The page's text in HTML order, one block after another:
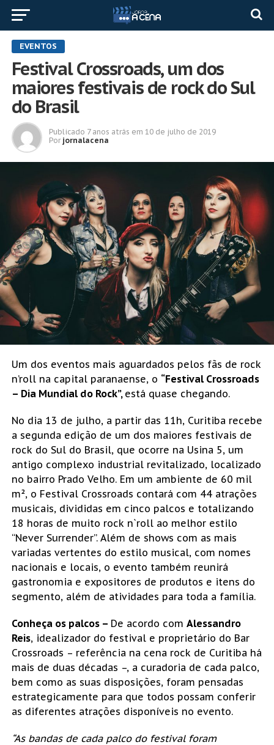
EVENTOS
Festival Crossroads, um dos
maiores festivais de rock do Sul
do Brasil
Publicado 7 anos atrás em 10 de julho de 2019
Por jornalacena
Um dos eventos mais aguardados pelos fãs de rock
n’roll na capital paranaense, o “Festival Crossroads
– Dia Mundial do Rock”, está quase chegando.
No dia 13 de julho, a partir das 11h, Curitiba recebe
a segunda edição de um dos maiores festivais de
rock do Sul do Brasil, que ocorre na Usina 5, um
antigo complexo industrial revitalizado, localizado
no bairro Prado Velho. Em um ambiente de 60 mil
m², o Festival Crossroads contará com 44 atrações
musicais, divididas em cinco palcos e totalizando
18 horas de muito rock n`roll ao melhor estilo
“Never Surrender”. Além de shows com as mais
variadas vertentes do estilo musical, com nomes
nacionais e locais, o evento também reunirá
gastronomia e expositores de produtos e itens do
segmento, além de atividades para toda a família.
Conheça os palcos – De acordo com Alessandro
Reis, idealizador do festival e proprietário do Bar
Crossroads – referência na cena rock de Curitiba há
mais de duas décadas –, a curadoria de cada palco,
bem como as suas disposições, foram pensadas
estrategicamente para que todos possam conferir
as diferentes atrações disponíveis no evento.
“As bandas de cada palco do festival foram